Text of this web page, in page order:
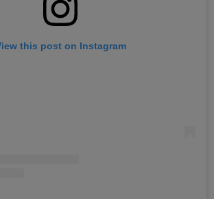
this post on Instagram